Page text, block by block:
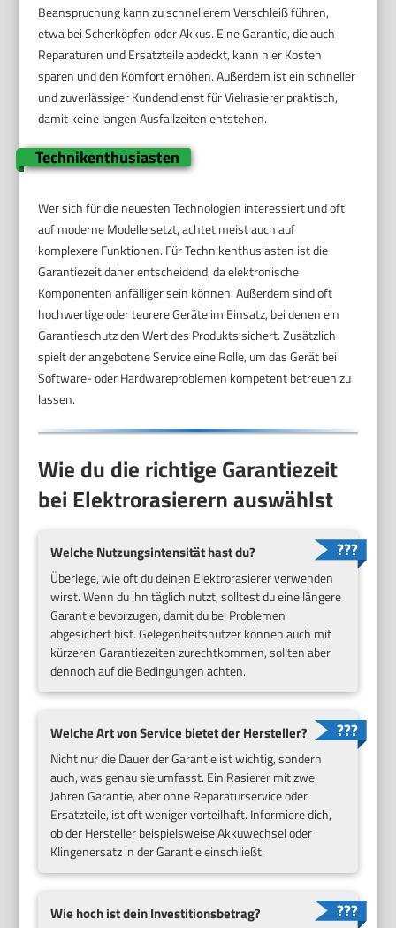
Beanspruchung kann zu schnellerem Verschleiß führen,
etwa bei Scherköpfen oder Akkus. Eine Garantie, die auch
Reparaturen und Ersatzteile abdeckt, kann hier Kosten
sparen und den Komfort erhöhen. Außerdem ist ein schneller
und zuverlässiger Kundendienst für Vielrasierer praktisch,
damit keine langen Ausfallzeiten entstehen.
Technikenthusiasten
Wer sich für die neuesten Technologien interessiert und oft
auf moderne Modelle setzt, achtet meist auch auf
komplexere Funktionen. Für Technikenthusiasten ist die
Garantiezeit daher entscheidend, da elektronische
Komponenten anfälliger sein können. Außerdem sind oft
hochwertige oder teurere Geräte im Einsatz, bei denen ein
Garantieschutz den Wert des Produkts sichert. Zusätzlich
spielt der angebotene Service eine Rolle, um das Gerät bei
Software- oder Hardwareproblemen kompetent betreuen zu
lassen.
Wie du die richtige Garantiezeit
bei Elektrorasierern auswählst
Welche Nutzungsintensität hast du?
Überlege, wie oft du deinen Elektrorasierer verwenden
wirst. Wenn du ihn täglich nutzt, solltest du eine längere
Garantie bevorzugen, damit du bei Problemen
abgesichert bist. Gelegenheitsnutzer können auch mit
kürzeren Garantiezeiten zurechtkommen, sollten aber
dennoch auf die Bedingungen achten.
Welche Art von Service bietet der Hersteller?
Nicht nur die Dauer der Garantie ist wichtig, sondern
auch, was genau sie umfasst. Ein Rasierer mit zwei
Jahren Garantie, aber ohne Reparaturservice oder
Ersatzteile, ist oft weniger vorteilhaft. Informiere dich,
ob der Hersteller beispielsweise Akkuwechsel oder
Klingenersatz in der Garantie einschließt.
Wie hoch ist dein Investitionsbetrag?